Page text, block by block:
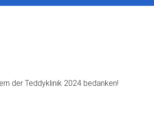
der Teddyklinik 2024 bedanken!